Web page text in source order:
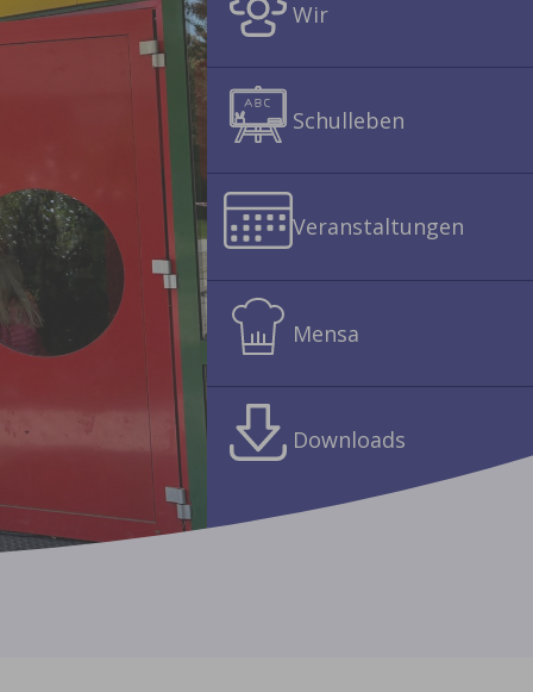
Wir
Schulleben
Veranstaltungen
Mensa
Downloads